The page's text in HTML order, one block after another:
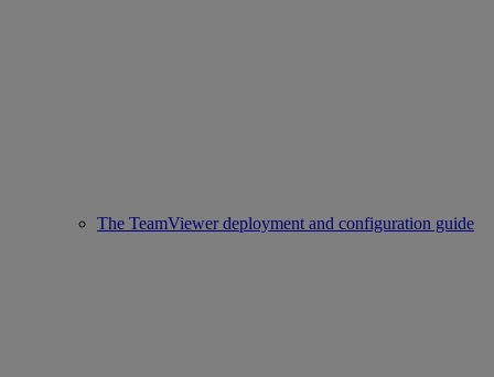
The TeamViewer deployment and configuration guide